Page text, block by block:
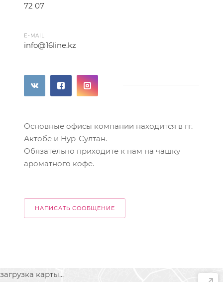
72 07
E-MAIL
info@16line.kz
Основные офисы компании находится в гг.
Актобе и Нур-Султан.
Обязательно приходите к нам на чашку
ароматного кофе.
НАПИСАТЬ СООБЩЕНИЕ
загрузка карты...